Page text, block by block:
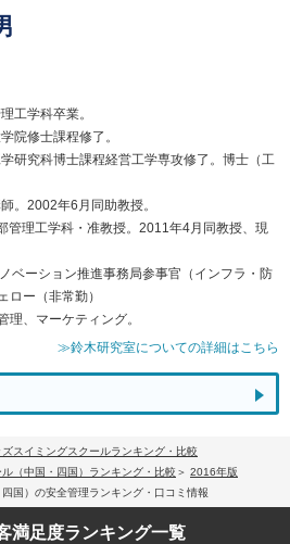
工学科卒業。
院修士課程修了。
研究科博士課程経営工学専攻修了。博士（工
。2002年6月同助教授。
管理工学科・准教授。2011年4月同教授、現
ベーション推進事務局参事官（インフラ・防
ロー（非常勤）
理、マーケティング。
≫鈴木研究室についての詳細はこちら
ズスイミングスクールランキング・比較
（中国・四国）ランキング・比較
2016年版
国）の安全管理ランキング・口コミ情報
満足度ランキング一覧